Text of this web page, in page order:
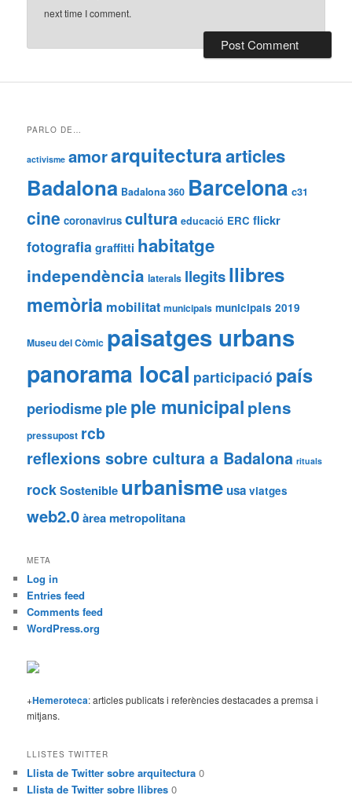
next time I comment.
PARLO DE…
activisme amorarquitecturaarticles
Badalona Badalona 360 Barcelona c31
cine coronavirus cultura educació ERC flickr
fotografia graffitti habitatge
independència laterals llegitsllibres
memòria mobilitat municipals municipals 2019
Museu del Còmic paisatges urbans
panorama local participació país
periodismepleple municipal plens
pressupost rcb
reflexions sobre cultura a Badalona rituals
rockSostenible urbanismeusa viatges
web2.0àrea metropolitana
META
Log in
Entries feed
Comments feed
WordPress.org
+Hemeroteca: articles publicats i referències destacades a premsa i
mitjans.
LLISTES TWITTER
Llista de Twitter sobre arquitectura 0
Llista de Twitter sobre llibres 0